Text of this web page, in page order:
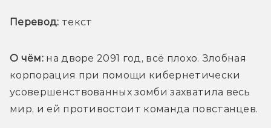
Перевод: текст
О чём: на дворе 2091 год, всё плохо. Злобная
корпорация при помощи кибернетически
усовершенствованных зомби захватила весь
мир, и ей противостоит команда повстанцев.